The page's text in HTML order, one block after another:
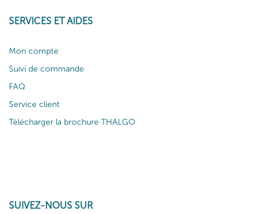
SERVICES ET AIDES
Mon compte
Suivi de commande
FAQ
Service client
Télécharger la brochure THALGO
SUIVEZ-NOUS SUR